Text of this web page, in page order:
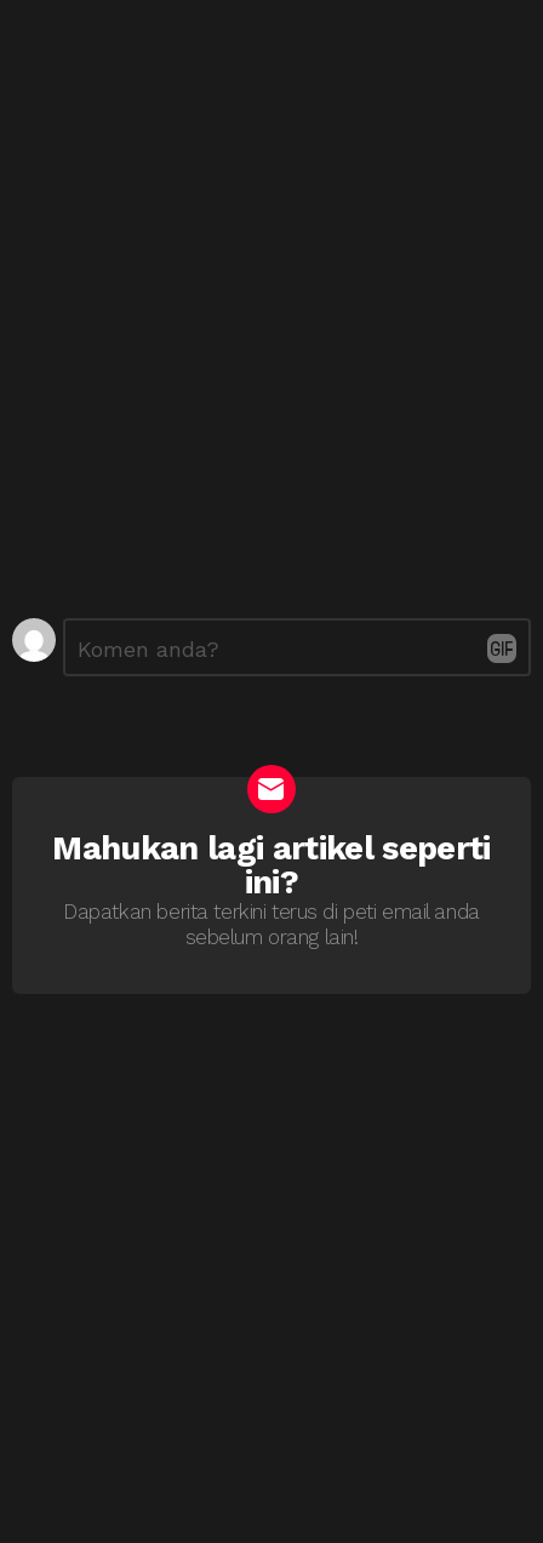
Tinggalkan
Balasan
NEWSLETTER
Mahukan lagi artikel seperti
ini?
Dapatkan berita terkini terus di peti email anda
sebelum orang lain!